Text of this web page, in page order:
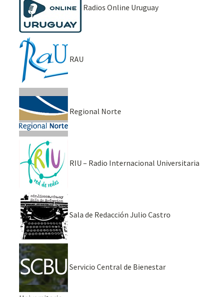
Radios Online Uruguay
RAU
Regional Norte
RIU – Radio Internacional Universitaria
Sala de Redacción Julio Castro
Servicio Central de Bienestar